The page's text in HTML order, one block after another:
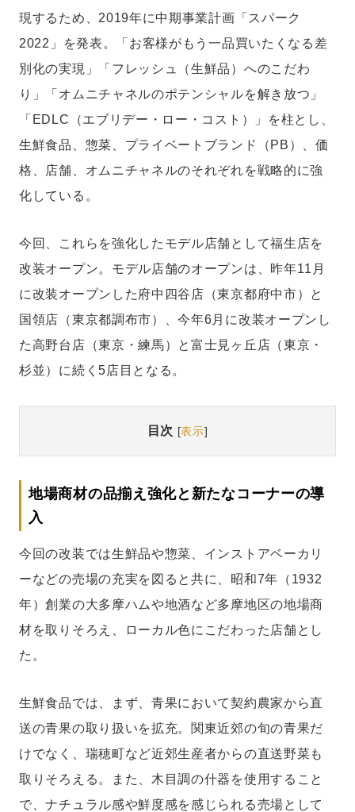
現するため、2019年に中期事業計画「スパーク
2022」を発表。「お客様がもう一品買いたくなる差
別化の実現」「フレッシュ（生鮮品）へのこだわ
り」「オムニチャネルのポテンシャルを解き放つ」
「EDLC（エブリデー・ロー・コスト）」を柱とし、
生鮮食品、惣菜、プライベートブランド（PB）、価
格、店舗、オムニチャネルのそれぞれを戦略的に強
化している。
今回、これらを強化したモデル店舗として福生店を
改装オープン。モデル店舗のオープンは、昨年11月
に改装オープンした府中四谷店（東京都府中市）と
国領店（東京都調布市）、今年6月に改装オープンし
た高野台店（東京・練馬）と富士見ヶ丘店（東京・
杉並）に続く5店目となる。
目次 [表示]
地場商材の品揃え強化と新たなコーナーの導
入
今回の改装では生鮮品や惣菜、インストアベーカリ
ーなどの売場の充実を図ると共に、昭和7年（1932
年）創業の大多摩ハムや地酒など多摩地区の地場商
材を取りそろえ、ローカル色にこだわった店舗とし
た。
生鮮食品では、まず、青果において契約農家から直
送の青果の取り扱いを拡充。関東近郊の旬の青果だ
けでなく、瑞穂町など近郊生産者からの直送野菜も
取りそろえる。また、木目調の什器を使用すること
で、ナチュラル感や鮮度感を感じられる売場として